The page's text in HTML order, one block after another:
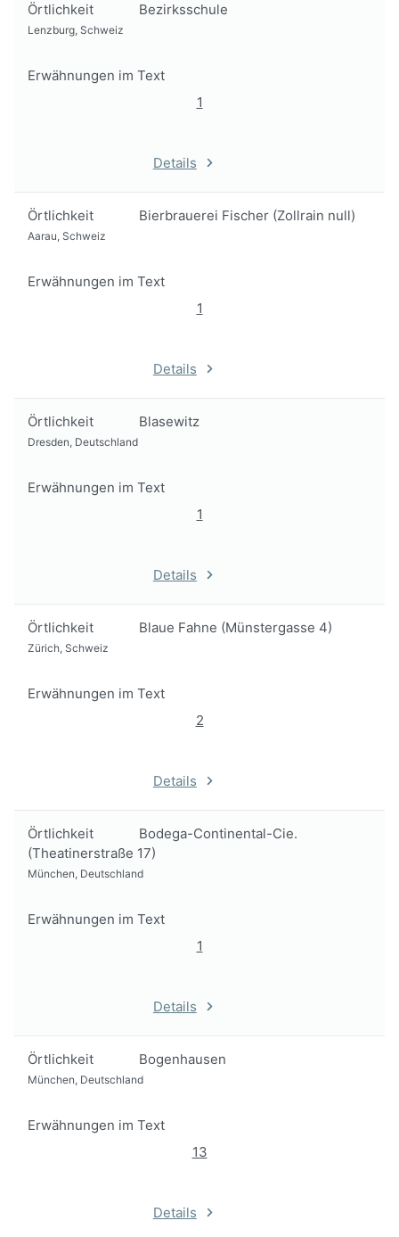
Örtlichkeit Bezirksschule
Lenzburg, Schweiz
Erwähnungen im Text
1
Details
Örtlichkeit Bierbrauerei Fischer (Zollrain null)
Aarau, Schweiz
Erwähnungen im Text
1
Details
Örtlichkeit Blasewitz
Dresden, Deutschland
Erwähnungen im Text
1
Details
Örtlichkeit Blaue Fahne (Münstergasse 4)
Zürich, Schweiz
Erwähnungen im Text
2
Details
Örtlichkeit
Bodega-Continental-Cie.
(Theatinerstraße 17)
München, Deutschland
Erwähnungen im Text
1
Details
Örtlichkeit Bogenhausen
München, Deutschland
Erwähnungen im Text
13
Details